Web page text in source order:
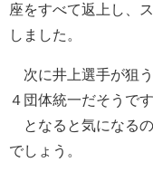
座をすべて返上し、
しました。
次に井上選手が狙
４団体統一だそうです
となると気になる
でしょう。